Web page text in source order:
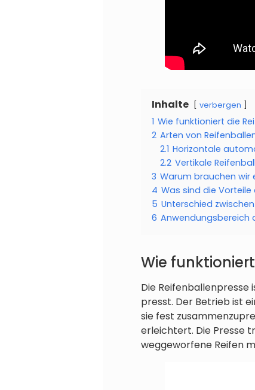
Inhalte verbergen
1 Wie funktioniert die
2 Arten von
2.1 Horizontale
2.2 Vertikale
3 Warum brauchen wir
4 Was sind die Vorteile
5 Unterschied
6 Anwendungsbereich
Wie
Die
presst. Der Betrieb ist
sie fest
erleichtert. Die Presse
weggeworfene Reifen